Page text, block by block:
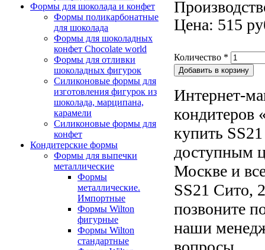
Формы для шоколада и конфет
Формы поликарбонатные
для шоколада
Формы для шоколадных
конфет Сhocolate world
Формы для отливки
шоколадных фигурок
Силиконовые формы для
изготовления фигурок из
шоколада, марципана,
карамели
Силиконовые формы для
конфет
Кондитерские формы
Формы для выпечки
металлические
Формы
металлические.
Импортные
Формы Wilton
фигурные
Формы Wilton
стандартные
Цена: 515
Количество *
Интернет-
кондитеров
купить
доступным
Москве и
SS21 Сито,
позвоните
наши